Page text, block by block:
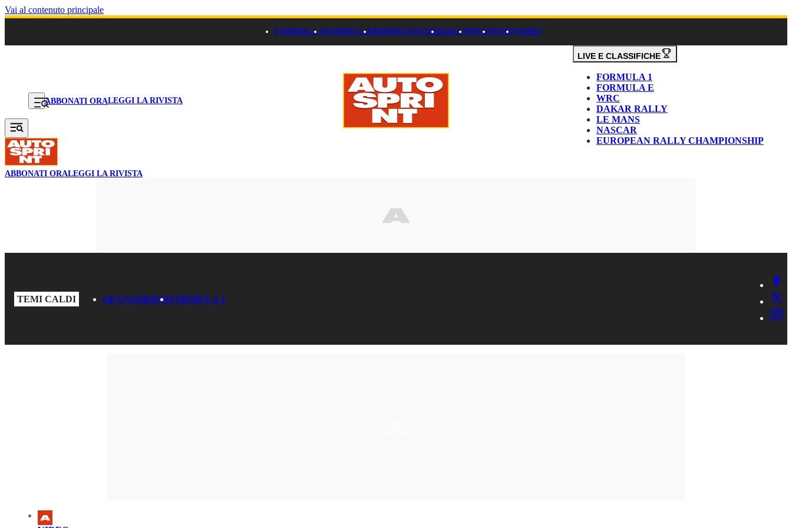
Vai al contenuto principale
FORMULA 1FORMULA EMONDO RACINGRALLYPISTAFOTOVIDEO
ABBONATI ORALEGGI LA RIVISTA
LIVE E CLASSIFICHE
FORMULA 1
FORMULA E
WRC
DAKAR RALLY
LE MANS
NASCAR
EUROPEAN RALLY CHAMPIONSHIP
ABBONATI ORALEGGI LA RIVISTA
TEMI CALDI GP UNGHERIAFORMULA 1